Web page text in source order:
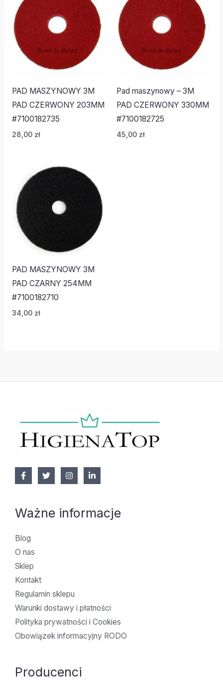
PAD MASZYNOWY 3M
PAD CZERWONY 203MM
#7100182735
28,00 zł
Pad maszynowy – 3M
PAD CZERWONY 330MM
#7100182725
45,00 zł
PAD MASZYNOWY 3M
PAD CZARNY 254MM
#7100182710
34,00 zł
Ważne informacje
Blog
O nas
Sklep
Kontakt
Regulamin sklepu
Warunki dostawy i płatności
Polityka prywatności i Cookies
Obowiązek informacyjny RODO
Producenci